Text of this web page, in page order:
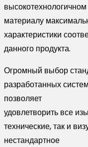
материалу
характеристики
данного продукта.
Огромный выбор
разработанных
позволяет
удовлетворить все
технические, так и
нестандартное